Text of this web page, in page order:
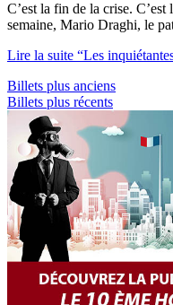
C’est la fin de la crise.
semaine, Mario Draghi, le
Lire la suite “Les
Billets plus anciens
Billets plus récents